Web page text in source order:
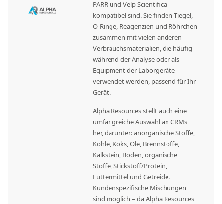
PARR und Velp Scientifica
kompatibel sind. Sie finden Tiegel,
O-Ringe, Reagenzien und Röhrchen
zusammen mit vielen anderen
Verbrauchsmaterialien, die häufig
während der Analyse oder als
Equipment der Laborgeräte
verwendet werden, passend für Ihr
Gerät.
Alpha Resources stellt auch eine
umfangreiche Auswahl an CRMs
her, darunter: anorganische Stoffe,
Kohle, Koks, Öle, Brennstoffe,
Kalkstein, Böden, organische
Stoffe, Stickstoff/Protein,
Futtermittel und Getreide.
Kundenspezifische Mischungen
sind möglich – da Alpha Resources